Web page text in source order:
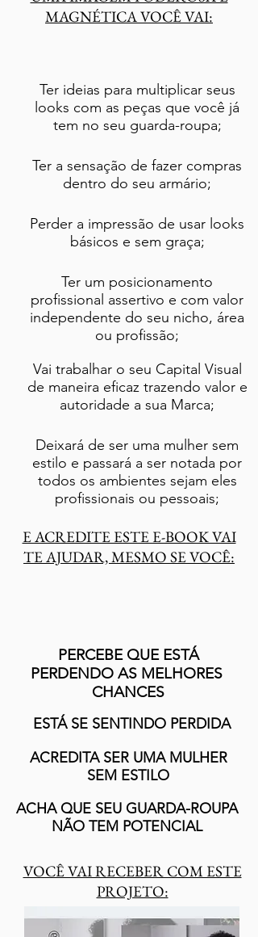
MAGNÉTICA VOCÊ VAI:
Ter ideias para multiplicar seus
looks com as peças que você já
tem no seu guarda-roupa;
Ter a sensação de fazer compras
dentro do seu armário;
Perder a impressão de usar looks
básicos e sem graça;
Ter um posicionamento
profissional assertivo e com valor
independente do seu nicho, área
ou profissão;
Vai trabalhar o seu Capital Visual
de maneira eficaz trazendo valor e
autoridade a sua Marca;
Deixará de ser uma mulher sem
estilo e passará a ser notada por
todos os ambientes sejam eles
profissionais ou pessoais;
E ACREDITE ESTE E-BOOK VAI
TE AJUDAR, MESMO SE VOCÊ:
PERCEBE QUE ESTÁ
PERDENDO AS MELHORES
CHANCES
ESTÁ SE SENTINDO PERDIDA
ACREDITA SER UMA MULHER
SEM ESTILO
ACHA QUE SEU GUARDA-ROUPA
NÃO TEM POTENCIAL
VOCÊ VAI RECEBER COM ESTE
PROJETO: